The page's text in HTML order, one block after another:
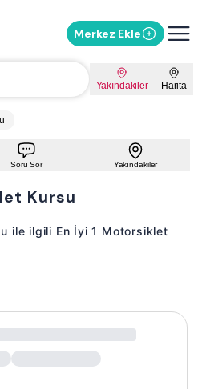
Merkez Ekle
Yakındakiler Harita
Soru Sor Yakındakiler
Kursu
ile ilgili En İyi 1 Motorsiklet